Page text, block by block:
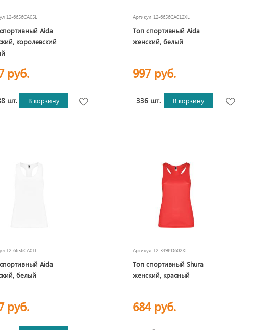
12-6656CA05L
Aida
королевский
руб.
шт. В корзину
Артикул 12-6656CA012XL
Топ спортивный Aida
женский, белый
997 руб.
336 шт. В корзину
12-6656CA01L
Aida
белый
руб.
Артикул 12-349PD602XL
Топ спортивный Shura
женский, красный
684 руб.